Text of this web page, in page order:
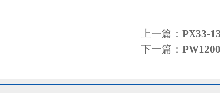
上一篇： PX33-
下一篇：